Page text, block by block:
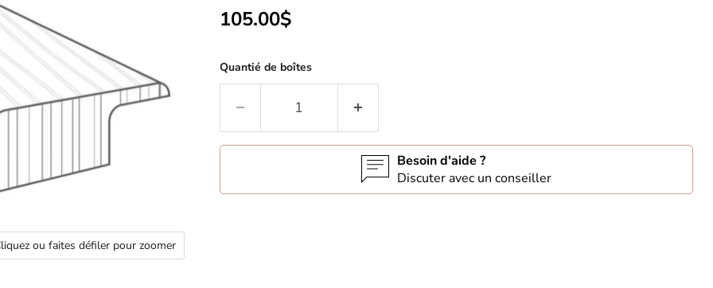
ou faites défiler pour zoomer
Prix actuel
105.00$
Quantié de boîtes
Besoin d'aide ?
Discuter avec un conseiller